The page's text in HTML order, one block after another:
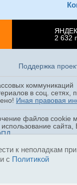
2 632
Поддержка
коммуникаций
в соц. сетях,
Иная правовая
файлов cookie
сайта,
.
к неполадкам
с Политикой